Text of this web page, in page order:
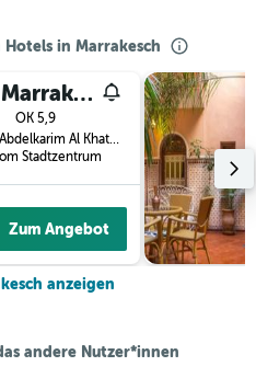
Hotels in Marrakesch
Riad Marrakech House
OK 5,9
No 1 AV Abdelkarim Al Khattabi Lot, Marrakesch, Marokko
Stadtzentrum
Zum Angebot
anzeigen
andere Nutzer*innen